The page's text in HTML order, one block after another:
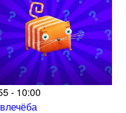
- 10:00